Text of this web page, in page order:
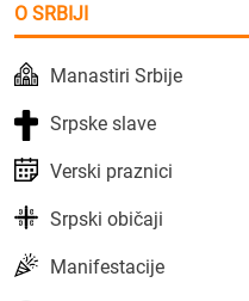
O SRBIJI
Manastiri Srbije
Srpske slave
Verski praznici
Srpski običaji
Manifestacije